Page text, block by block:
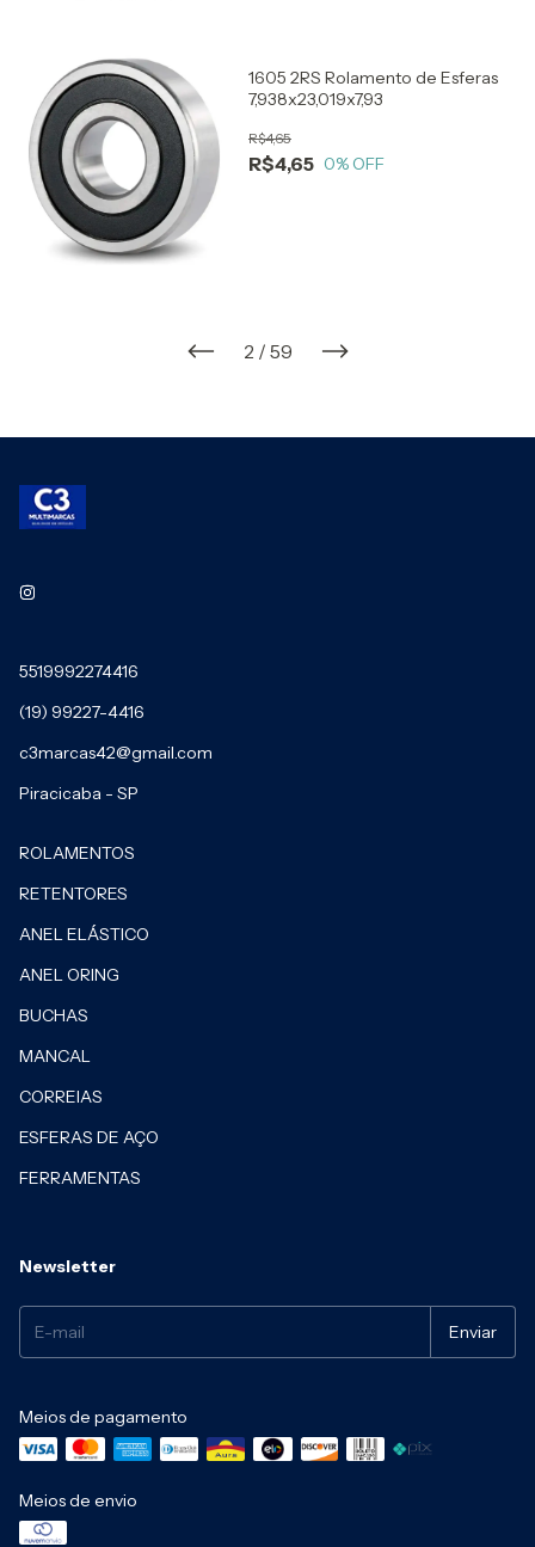
1605 2RS Rolamento de Esferas
7,938x23,019x7,93
R$4,65
R$4,65
0% OFF
2 / 59
5519992274416
(19) 99227-4416
c3marcas42@gmail.com
Piracicaba - SP
ROLAMENTOS
RETENTORES
ANEL ELÁSTICO
ANEL ORING
BUCHAS
MANCAL
CORREIAS
ESFERAS DE AÇO
FERRAMENTAS
Newsletter
Meios de pagamento
Meios de envio